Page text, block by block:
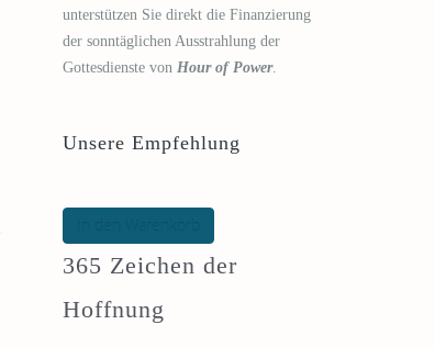
unterstützen Sie direkt die Finanzierung
der sonntäglichen Ausstrahlung der
Gottesdienste von Hour of Power.
Unsere Empfehlung
365 Zeichen der
Hoffnung